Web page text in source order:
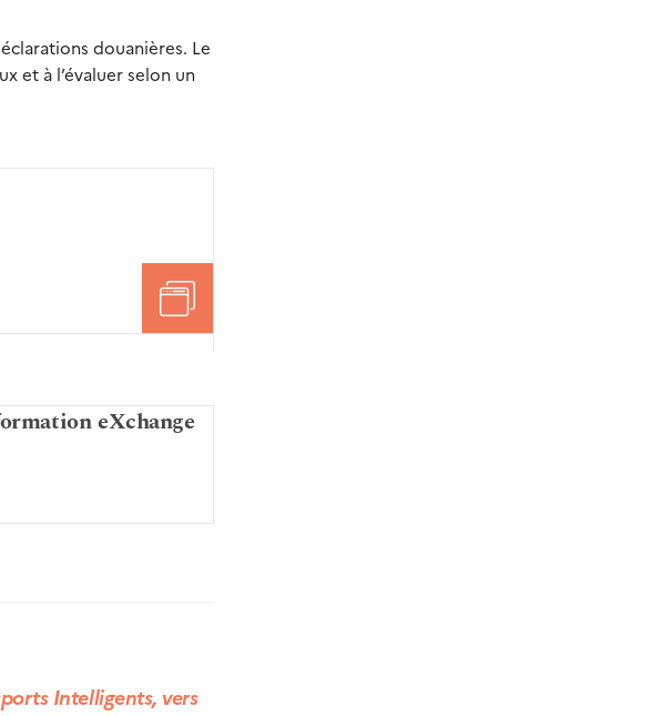
douanières. Le
et à l’évaluer selon un
eXchange
Intelligents, vers